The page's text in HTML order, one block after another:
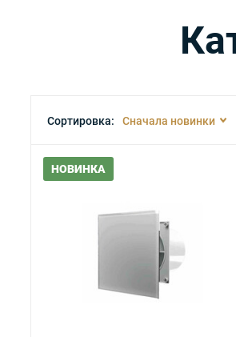
Сортировка: Сначала новинки
НОВИНКА